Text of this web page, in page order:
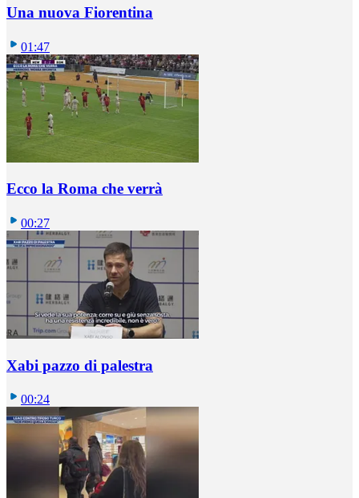
Una nuova Fiorentina
01:47
Ecco la Roma che verrà
00:27
Xabi pazzo di palestra
00:24